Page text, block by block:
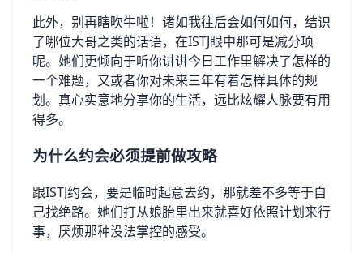
此外，别再瞎吹牛啦！诸如我往后会如何如何，结识
了哪位大哥之类的话语，在ISTJ眼中那可是减分项
呢。她们更倾向于听你讲讲今日工作里解决了怎样的
一个难题，又或者你对未来三年有着怎样具体的规
划。真心实意地分享你的生活，远比炫耀人脉要有用
得多。
为什么约会必须提前做攻略
跟ISTJ约会，要是临时起意去约，那就差不多等于自
己找绝路。她们打从娘胎里出来就喜好依照计划来行
事，厌烦那种没法掌控的感受。